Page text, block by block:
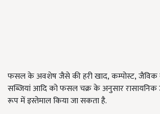
फसल के अवशेष जैसे की हरी खाद,कम्पोस्ट,जैविक
सब्जियां आदि को फसल चक्र के अनुसार
रूप में इस्तेमाल किया जा सकता है.